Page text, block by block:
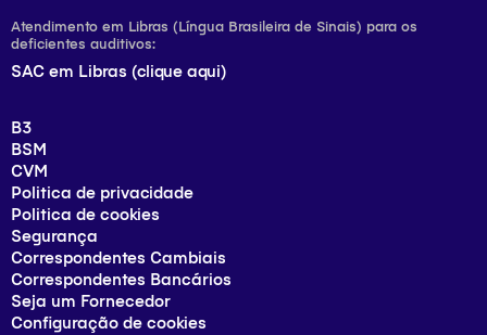
Atendimento em Libras (Língua Brasileira de Sinais) para os
deficientes auditivos:
SAC em Libras (clique aqui)
B3
BSM
CVM
Politica de privacidade
Politica de cookies
Segurança
Correspondentes Cambiais
Correspondentes Bancários
Seja um Fornecedor
Configuração de cookies